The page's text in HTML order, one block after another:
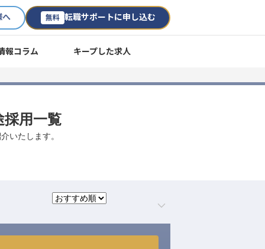
へ 無料 転職サポートに申し込む
報コラム キープした求人
採用一覧
いたします。